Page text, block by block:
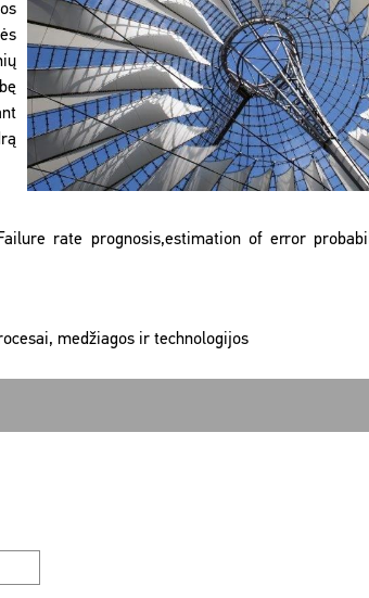
rate prognosis,estimation of error
medžiagos ir technologijos